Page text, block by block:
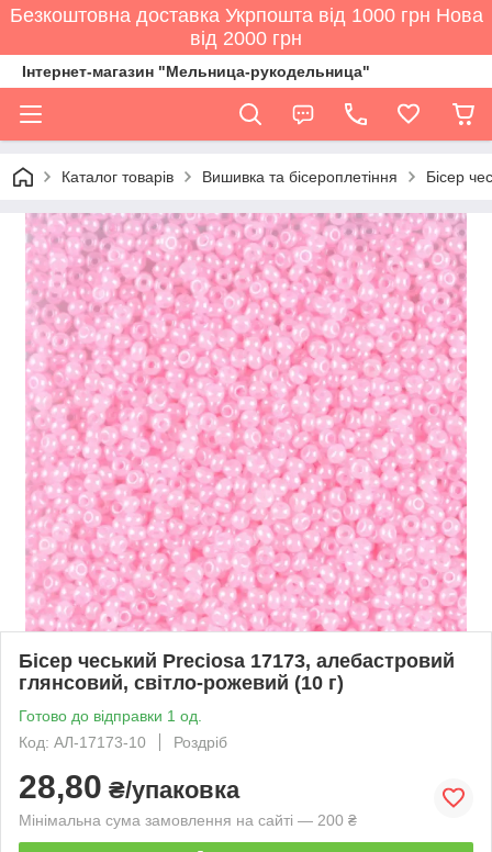
Безкоштовна доставка Укрпошта від 1000 грн Нова
від 2000 грн
Інтернет-магазин "Мельница-рукодельница"
Каталог товарів Вишивка та бісероплетіння Бісер
Бісер чеський Preciosa 17173, алебастровий
глянсовий, світло-рожевий (10 г)
Готово до відправки 1 од.
Код: АЛ-17173-10
Роздріб
28,80 ₴/упаковка
Мінімальна сума замовлення на сайті — 200 ₴